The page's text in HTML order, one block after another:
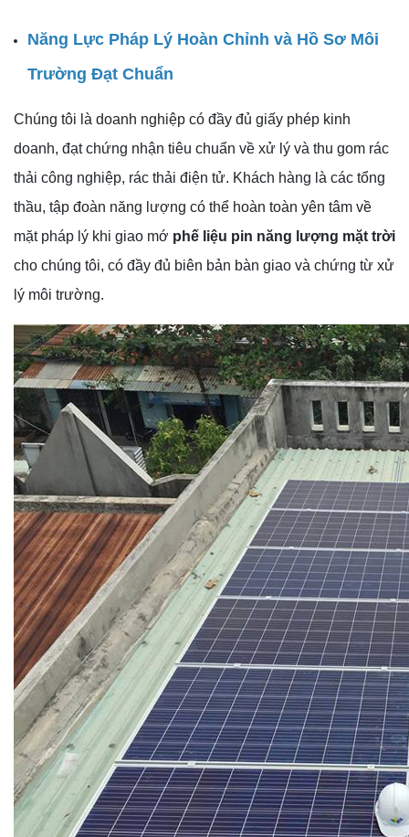
Năng Lực Pháp Lý Hoàn Chỉnh và Hồ Sơ Môi
Trường Đạt Chuẩn
Chúng tôi là doanh nghiệp có đầy đủ giấy phép kinh
doanh, đạt chứng nhận tiêu chuẩn về xử lý và thu gom rác
thải công nghiệp, rác thải điện tử. Khách hàng là các tổng
thầu, tập đoàn năng lượng có thể hoàn toàn yên tâm về
mặt pháp lý khi giao mớ phế liệu pin năng lượng mặt trời
cho chúng tôi, có đầy đủ biên bản bàn giao và chứng từ xử
lý môi trường.